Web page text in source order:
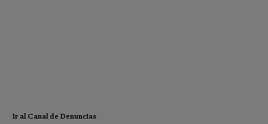
Ir al Canal de Denuncias